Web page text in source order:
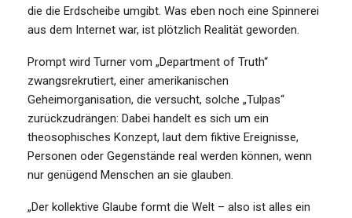
die die Erdscheibe umgibt. Was eben noch eine Spinnerei
aus dem Internet war, ist plötzlich Realität geworden.
Prompt wird Turner vom „Department of Truth“
zwangsrekrutiert, einer amerikanischen
Geheimorganisation, die versucht, solche „Tulpas“
zurückzudrängen: Dabei handelt es sich um ein
theosophisches Konzept, laut dem fiktive Ereignisse,
Personen oder Gegenstände real werden können, wenn
nur genügend Menschen an sie glauben.
„Der kollektive Glaube formt die Welt – also ist alles ein